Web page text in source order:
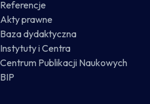
Referencje
Akty prawne
Baza dydaktyczna
Instytuty i Centra
Centrum Publikacji Naukowych
BIP